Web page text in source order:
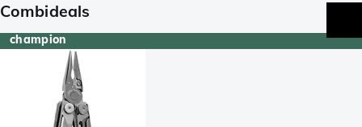
Combideals
champion